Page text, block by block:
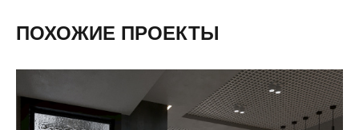
ПОХОЖИЕ ПРОЕКТЫ